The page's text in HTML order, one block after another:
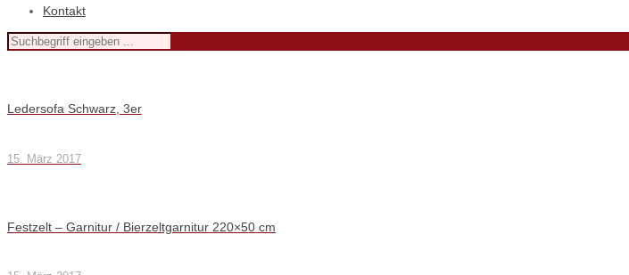
Kontakt
Ledersofa Schwarz, 3er
15. März 2017
Festzelt – Garnitur / Bierzeltgarnitur 220×50 cm